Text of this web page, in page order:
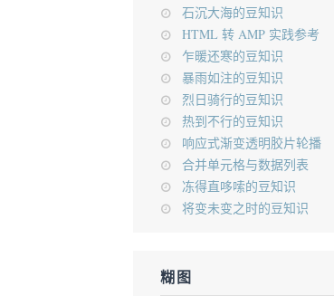
石沉大海的豆知识
HTML 转 AMP 实践参考
乍暖还寒的豆知识
暴雨如注的豆知识
烈日骑行的豆知识
热到不行的豆知识
响应式渐变透明胶片轮播
合并单元格与数据列表
冻得直哆嗦的豆知识
将变未变之时的豆知识
糊图